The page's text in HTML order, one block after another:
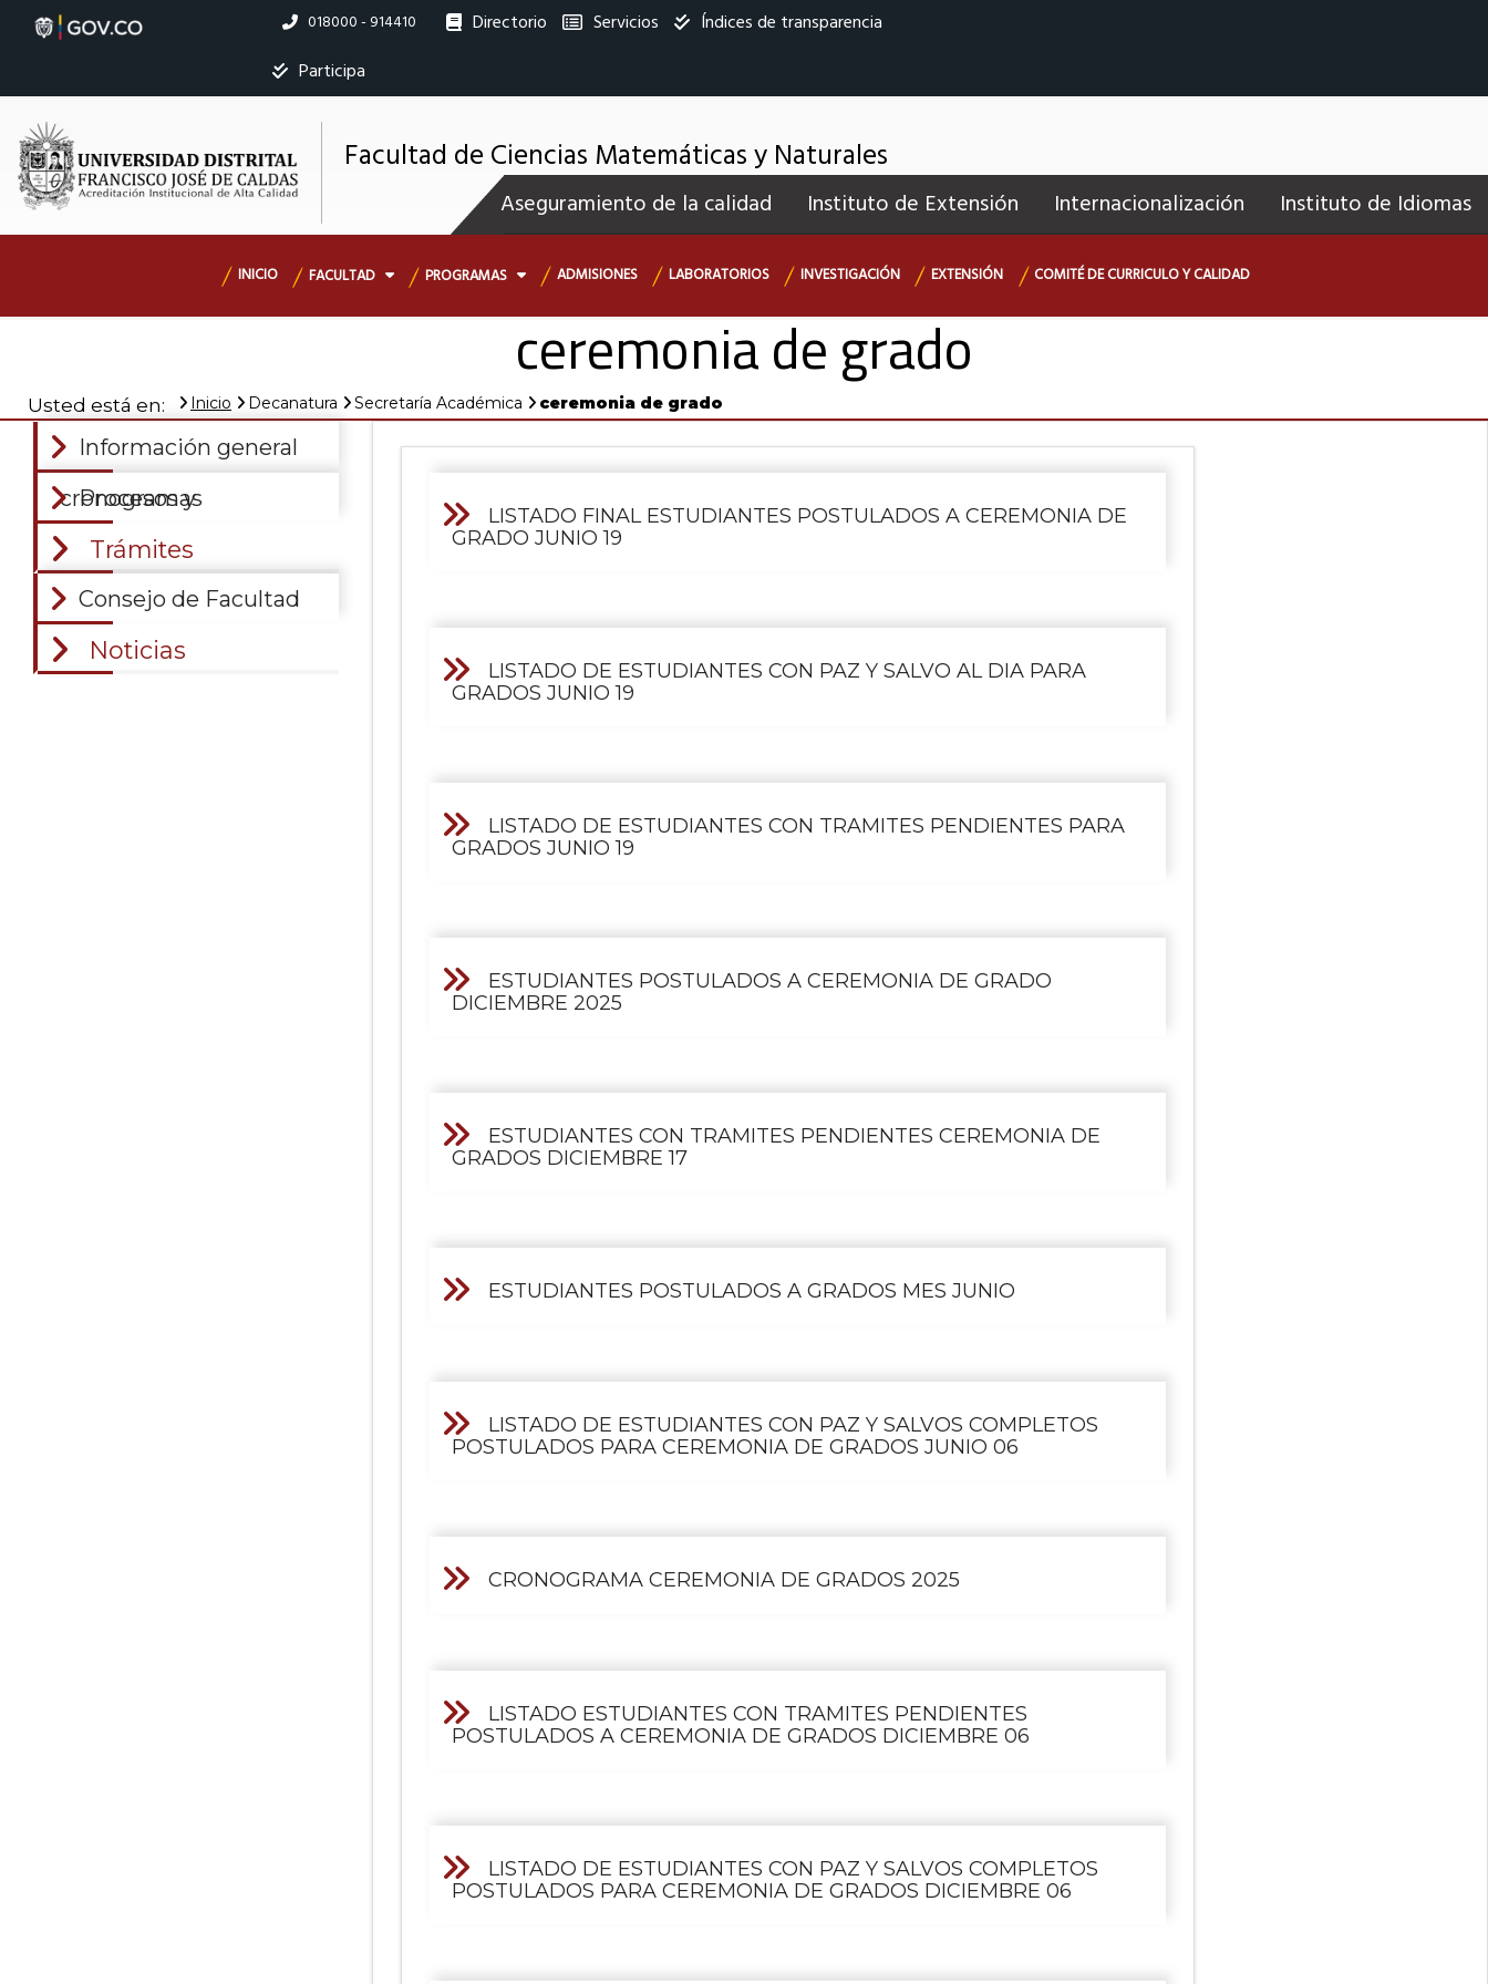
Linea
018000 - 914410 Directorio Servicios
Índices de transparencia
Participa
Facultad de Ciencias Matemáticas y Naturales
Menú
secundario
Aseguramiento de la calidad Instituto de Extensión Internacionalización Instituto de Idiomas
Navegación
principal
INICIO FACULTAD PROGRAMAS ADMISIONES LABORATORIOS INVESTIGACIÓN EXTENSIÓN COMITÉ DE CURRICULO Y CALIDAD
ceremonia de grado
Usted está en: Inicio Decanatura Secretaría Académica ceremonia de grado
Información general
Procesos y cronogramas
Trámites
Consejo de Facultad
Noticias
LISTADO FINAL ESTUDIANTES POSTULADOS A CEREMONIA DE
GRADO JUNIO 19
LISTADO DE ESTUDIANTES CON PAZ Y SALVO AL DIA PARA
GRADOS JUNIO 19
LISTADO DE ESTUDIANTES CON TRAMITES PENDIENTES PARA
GRADOS JUNIO 19
ESTUDIANTES POSTULADOS A CEREMONIA DE GRADO
DICIEMBRE 2025
ESTUDIANTES CON TRAMITES PENDIENTES CEREMONIA DE
GRADOS DICIEMBRE 17
ESTUDIANTES POSTULADOS A GRADOS MES JUNIO
LISTADO DE ESTUDIANTES CON PAZ Y SALVOS COMPLETOS
POSTULADOS PARA CEREMONIA DE GRADOS JUNIO 06
CRONOGRAMA CEREMONIA DE GRADOS 2025
LISTADO ESTUDIANTES CON TRAMITES PENDIENTES
POSTULADOS A CEREMONIA DE GRADOS DICIEMBRE 06
LISTADO DE ESTUDIANTES CON PAZ Y SALVOS COMPLETOS
POSTULADOS PARA CEREMONIA DE GRADOS DICIEMBRE 06